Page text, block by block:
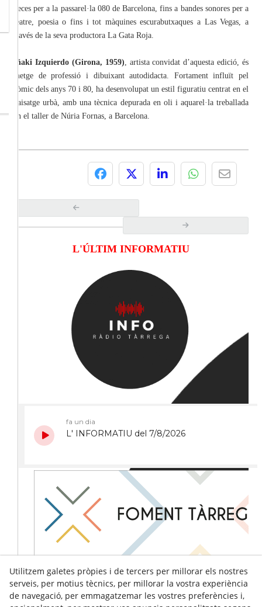
peces per a la passarel·la 080 de Barcelona, fins a bandes sonores per a
teatre, poesia o fins i tot màquines escurabutxaques a Las Vegas, a
través de la seva productora La Gata Roja.
Iñaki Izquierdo (Girona, 1959) , artista convidat d’aquesta edició, és
metge de professió i dibuixant autodidacta. Fortament influït pel
còmic dels anys 70 i 80, ha desenvolupat un estil figuratiu centrat en el
paisatge urbà, amb una tècnica depurada en oli i aquarel·la treballada
en el taller de Núria Fornas, a Barcelona.
L'ÚLTIM INFORMATIU
Utilitzem galetes pròpies i de tercers per millorar els nostres
serveis, per motius tècnics, per millorar la vostra experiència
de navegació, per emmagatzemar les vostres preferències i,